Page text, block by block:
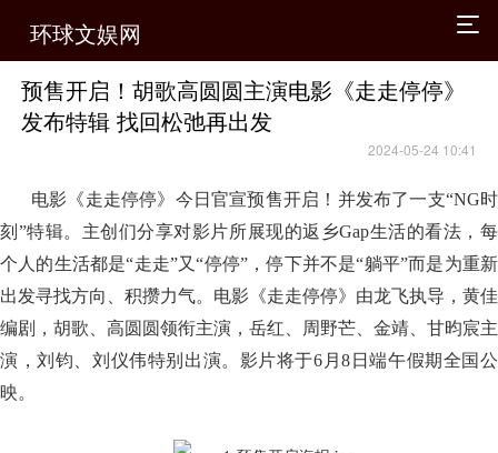
环球文娱网
预售开启！胡歌高圆圆主演电影《走走停停》
发布特辑 找回松弛再出发
2024-05-24 10:41
电影《走走停停》今日官宣预售开启！并发布了一支“NG时
刻”特辑。主创们分享对影片所展现的返乡Gap生活的看法，每
个人的生活都是“走走”又“停停”，停下并不是“躺平”而是为重新
出发寻找方向、积攒力气。电影《走走停停》由龙飞执导，黄佳
编剧，胡歌、高圆圆领衔主演，岳红、周野芒、金靖、甘昀宸主
演，刘钧、刘仪伟特别出演。影片将于6月8日端午假期全国公
映。